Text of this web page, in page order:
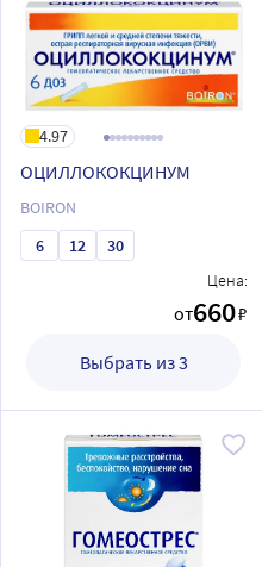
4.97
ОЦИЛЛОКОКЦИНУМ
BOIRON
6
12
30
Цена:
от660₽
Выбрать из 3